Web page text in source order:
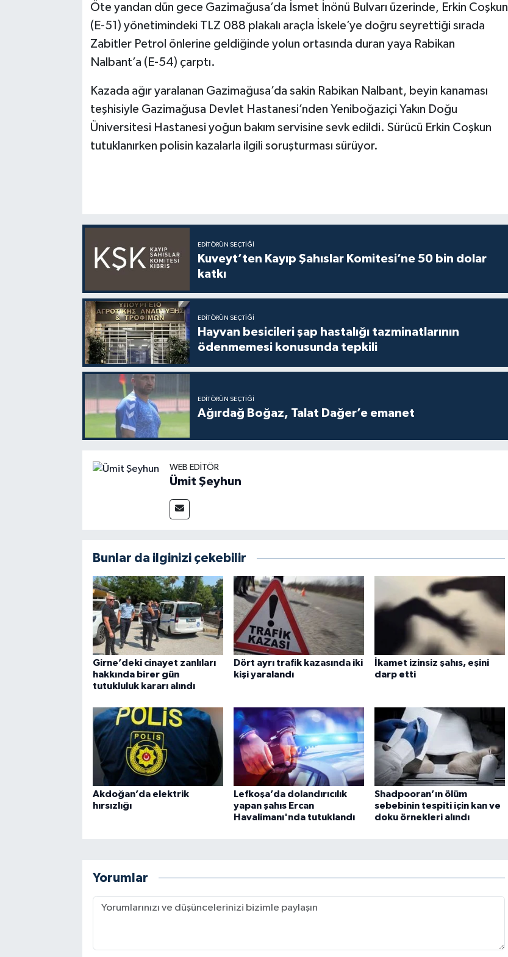
Öte yandan dün gece Gazimağusa’da İsmet İnönü Bulvarı üzerinde, Erkin Coşkun
(E-51) yönetimindeki TLZ 088 plakalı araçla İskele’ye doğru seyrettiği sırada
Zabitler Petrol önlerine geldiğinde yolun ortasında duran yaya Rabikan
Nalbant’a (E-54) çarptı.
Kazada ağır yaralanan Gazimağusa’da sakin Rabikan Nalbant, beyin kanaması
teşhisiyle Gazimağusa Devlet Hastanesi’nden Yeniboğaziçi Yakın Doğu
Üniversitesi Hastanesi yoğun bakım servisine sevk edildi. Sürücü Erkin Coşkun
tutuklanırken polisin kazalarla ilgili soruşturması sürüyor.
EDITÖRÜN SEÇTIĞI
Kuveyt’ten Kayıp Şahıslar Komitesi’ne 50 bin dolar
katkı
EDITÖRÜN SEÇTIĞI
Hayvan besicileri şap hastalığı tazminatlarının
ödenmemesi konusunda tepkili
EDITÖRÜN SEÇTIĞI
Ağırdağ Boğaz, Talat Dağer’e emanet
WEB EDITÖR
Ümit Şeyhun
Bunlar da ilginizi çekebilir
Girne’deki cinayet zanlıları
hakkında birer gün
tutukluluk kararı alındı
Dört ayrı trafik kazasında iki
kişi yaralandı
İkamet izinsiz şahıs, eşini
darp etti
Akdoğan’da elektrik
hırsızlığı
Lefkoşa’da dolandırıcılık
yapan şahıs Ercan
Havalimanı'nda tutuklandı
Shadpooran’ın ölüm
sebebinin tespiti için kan ve
doku örnekleri alındı
Yorumlar